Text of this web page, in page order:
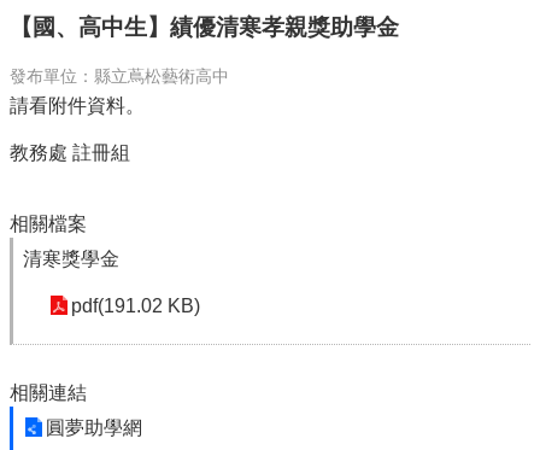
頁
網
站
導
覽
雲
教
育
入
平
台
【國、高中生】績優清寒孝親獎助學金
發布單位：縣立蔦松藝術高中
請看附件資料。
教務處 註冊組
相關檔案
清寒獎學金
pdf(191.02 KB)
相關連結
圓夢助學網